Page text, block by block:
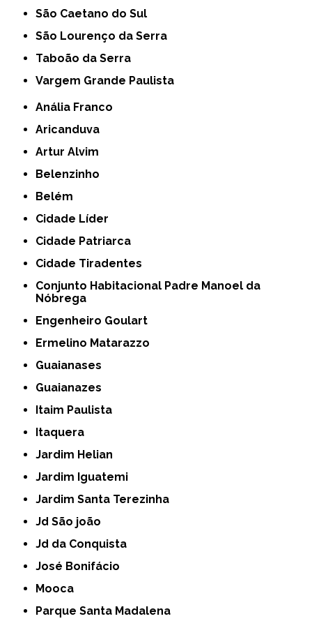
São Caetano do Sul
São Lourenço da Serra
Taboão da Serra
Vargem Grande Paulista
Anália Franco
Aricanduva
Artur Alvim
Belenzinho
Belém
Cidade Líder
Cidade Patriarca
Cidade Tiradentes
Conjunto Habitacional Padre Manoel da
Nóbrega
Engenheiro Goulart
Ermelino Matarazzo
Guaianases
Guaianazes
Itaim Paulista
Itaquera
Jardim Helian
Jardim Iguatemi
Jardim Santa Terezinha
Jd São joão
Jd da Conquista
José Bonifácio
Mooca
Parque Santa Madalena